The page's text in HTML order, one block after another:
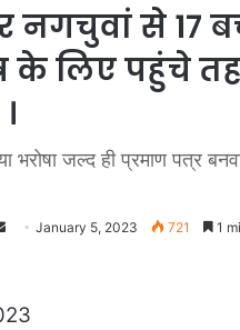
से 17
के लिए पहुंचे
भरोषा जल्द ही प्रमाण पत्र
SendJanuary 5, 2023 721 1